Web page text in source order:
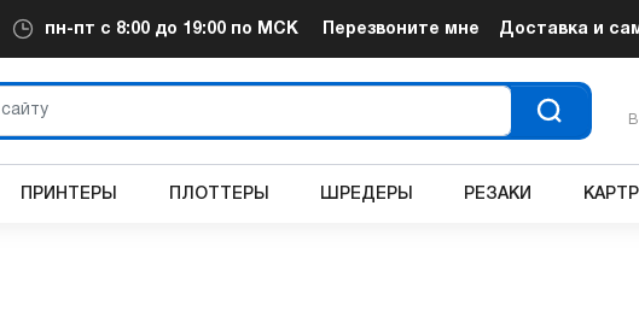
пн-пт с 8:00 до 19:00 по МСК Перезвоните мне Доставка и
ПРИНТЕРЫ ПЛОТТЕРЫ ШРЕДЕРЫ РЕЗАКИ